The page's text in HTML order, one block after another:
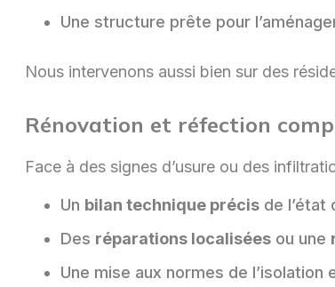
Une structure prête pour
Nous intervenons aussi bien sur des
Rénovation et réfection
Face à des signes d’usure ou des
Un bilan technique précis de l’état
Des réparations localisées ou une
Une mise aux normes de